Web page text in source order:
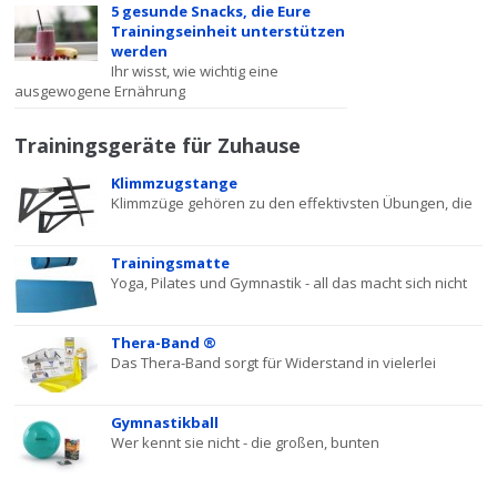
5 gesunde Snacks, die Eure
Trainingseinheit unterstützen
werden
Ihr wisst, wie wichtig eine
ausgewogene Ernährung
Trainingsgeräte für Zuhause
Klimmzugstange
Klimmzüge gehören zu den effektivsten Übungen, die
Trainingsmatte
Yoga, Pilates und Gymnastik - all das macht sich nicht
Thera-Band ®
Das Thera-Band sorgt für Widerstand in vielerlei
Gymnastikball
Wer kennt sie nicht - die großen, bunten